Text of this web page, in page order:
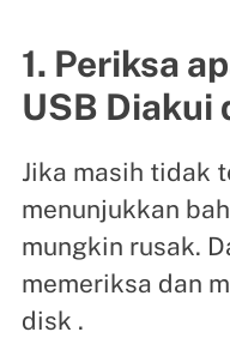
1. Periksa
USB Diakui
Jika masih tidak
menunjukkan
mungkin rusak.
memeriksa dan
disk .